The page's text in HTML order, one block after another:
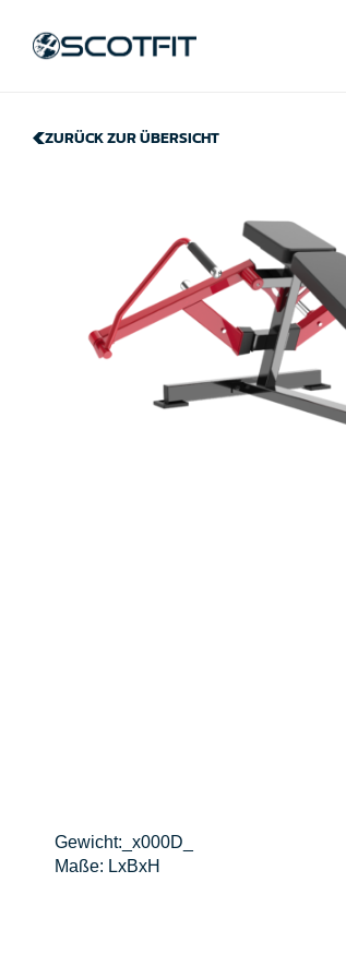
ZURÜCK ZUR ÜBERSICHT
Gewicht:_x000D_
Maße: LxBxH